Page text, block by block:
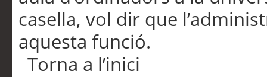
casella, vol dir que
aquesta funció.
Torna a l’inici